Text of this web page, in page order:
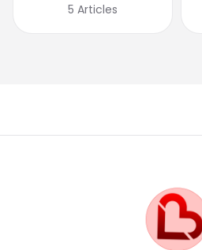
5 Articles